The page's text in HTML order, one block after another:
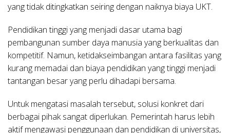
yang tidak ditingkatkan seiring dengan naiknya biaya UKT.
Pendidikan tinggi yang menjadi dasar utama bagi
pembangunan sumber daya manusia yang berkualitas dan
kompetitif. Namun, ketidakseimbangan antara fasilitas yang
kurang memadai dan biaya pendidikan yang tinggi menjadi
tantangan besar yang perlu dihadapi bersama.
Untuk mengatasi masalah tersebut, solusi konkret dari
berbagai pihak sangat diperlukan. Pemerintah harus lebih
aktif mengawasi penggunaan dan pendidikan di universitas,